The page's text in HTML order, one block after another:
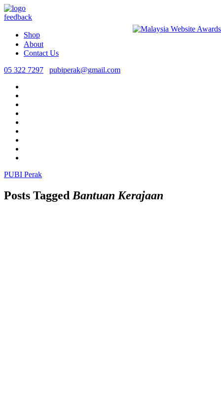
feedback
Shop
About
Contact Us
05 322 7297
pubiperak@gmail.com
PUBI Perak
Posts Tagged Bantuan Kerajaan